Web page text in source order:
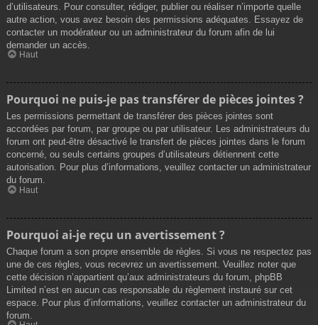
d’utilisateurs. Pour consulter, rédiger, publier ou réaliser n’importe quelle
autre action, vous avez besoin des permissions adéquates. Essayez de
contacter un modérateur ou un administrateur du forum afin de lui
demander un accès.
Haut
Pourquoi ne puis-je pas transférer de pièces jointes ?
Les permissions permettant de transférer des pièces jointes sont
accordées par forum, par groupe ou par utilisateur. Les administrateurs du
forum ont peut-être désactivé le transfert de pièces jointes dans le forum
concerné, ou seuls certains groupes d’utilisateurs détiennent cette
autorisation. Pour plus d’informations, veuillez contacter un administrateur
du forum.
Haut
Pourquoi ai-je reçu un avertissement ?
Chaque forum a son propre ensemble de règles. Si vous ne respectez pas
une de ces règles, vous recevrez un avertissement. Veuillez noter que
cette décision n’appartient qu’aux administrateurs du forum, phpBB
Limited n’est en aucun cas responsable du règlement instauré sur cet
espace. Pour plus d’informations, veuillez contacter un administrateur du
forum.